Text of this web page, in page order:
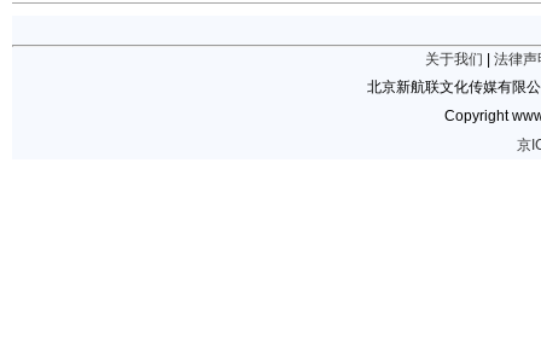
关于我们
法律声
北京新航联文化传媒有限
Copyright
京